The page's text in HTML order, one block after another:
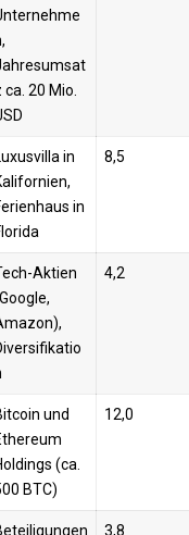
ca. 20 Mio.
in
in
8,5
Aktien
4,2
und
(ca.
BTC)
12,0
3,8